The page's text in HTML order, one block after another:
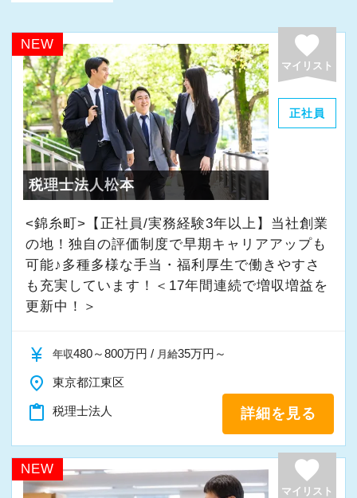
「応募する」からお気軽にご連絡ください。
・一般企業～医療・学校法人まで対応
・個人～大企業まで幅広く経験可能
・税務顧問＋資産税に関与
・相続／事業承継／M&Aにも対応
＜成長中の税理士法人＞
・全国14拠点で事業展開
・従業員240名以上に拡大
・会計・税務・財務・労務まで対応
・専門家が在籍しワンストップ支援
＜学びを後押し＞
・書籍購入費／研修費は全額会社負担
・資格取得を目指す社員が多数
＜募集の背景＞
・将来の中核人材を募集
NEW favorite
マイリスト
正社員
税理士法人松本
<錦糸町>【正社員/実務経験3年以上】当社創業
の地！独自の評価制度で早期キャリアアップも
可能♪多種多様な手当・福利厚生で働きやすさ
も充実しています！＜17年間連続で増収増益を
更新中！＞
currency_yen 年収480～800万円 / 月給35万円～
place 東京都江東区
content_paste 税理士法人 詳細を見る
NEW favorite
マイリスト